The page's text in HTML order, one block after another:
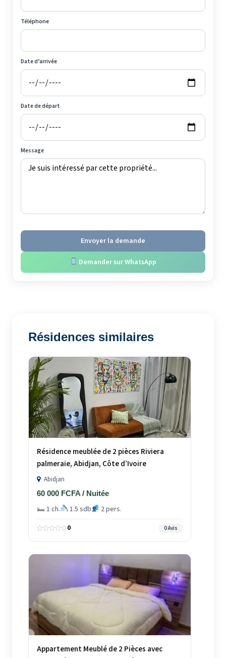
Téléphone
Date d’arrivée
Date de départ
Message
Envoyer la demande
Demander sur WhatsApp
Résidences similaires
Résidence meublée de 2 pièces Riviera
palmeraie, Abidjan, Côte d’Ivoire
Abidjan
60 000 FCFA / Nuitée
1 ch. 1.5 sdb 2 pers.
0 0 Avis
Appartement Meublé de 2 Pièces avec